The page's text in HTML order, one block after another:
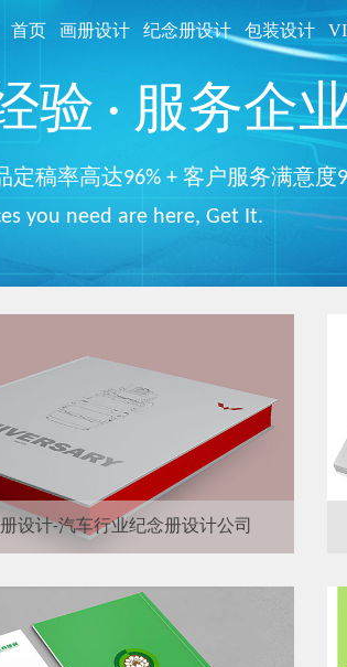
首页 画册设计 纪念册设计 包装设计
验 · 服务企
定稿率高达96% + 客户服务满意度
you need are here, Get It.
设计-汽车行业纪念册设计公司